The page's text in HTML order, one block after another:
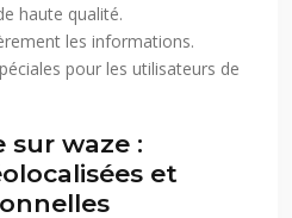
haute qualité.
les informations.
pour les utilisateurs de
sur waze :
et